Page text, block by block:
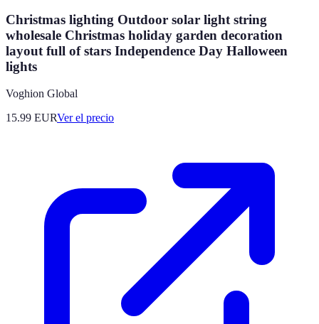
Christmas lighting Outdoor solar light string
wholesale Christmas holiday garden decoration
layout full of stars Independence Day Halloween
lights
Voghion Global
15.99 EURVer el precio